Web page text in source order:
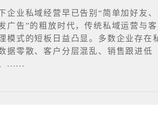
企业私域经营早已告别“简单加好友
广告”的粗放时代，传统私域运营与
模式的短板日益凸显。多数企业存在
据零散、客户分层混乱、销售跟进低
......